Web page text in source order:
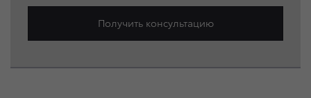
Получить консультацию